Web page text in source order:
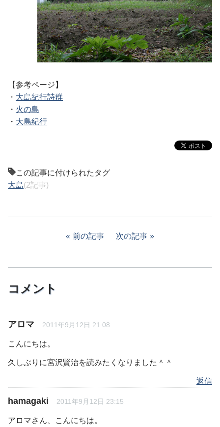
【参考ページ】
・ 大島紀行詩群
・ 火の島
・ 大島紀行
この記事に付けられたタグ
大島(2記事)
前の記事 次の記事
コメント
アロマ 2011年9月12日 21:08
こんにちは。
久しぶりに宮沢賢治を読みたくなりました＾＾
返信
hamagaki 2011年9月12日 23:15
アロマさん、こんにちは。